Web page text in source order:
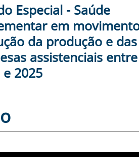
Especial - Saúde
em
da produção e das
assistenciais entre
e 2025